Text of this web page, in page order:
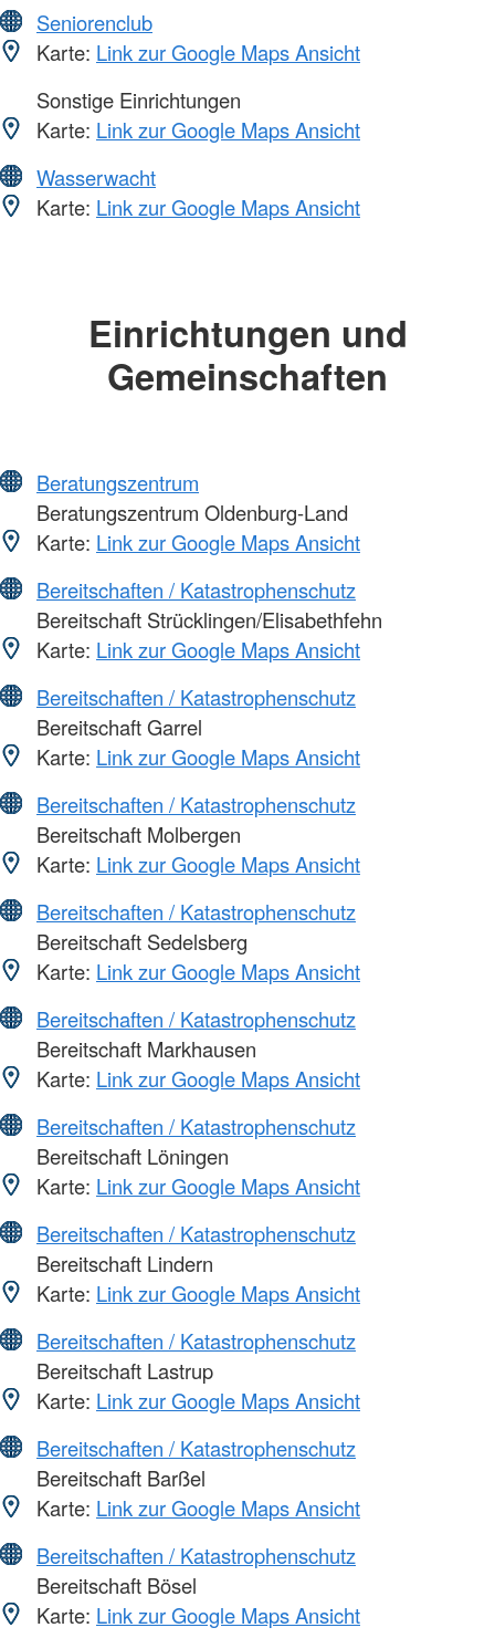
Seniorenclub
Karte: Link zur Google Maps Ansicht
Sonstige Einrichtungen
Karte: Link zur Google Maps Ansicht
Wasserwacht
Karte: Link zur Google Maps Ansicht
Einrichtungen und
Gemeinschaften
Beratungszentrum
Beratungszentrum Oldenburg-Land
Karte: Link zur Google Maps Ansicht
Bereitschaften / Katastrophenschutz
Bereitschaft Strücklingen/Elisabethfehn
Karte: Link zur Google Maps Ansicht
Bereitschaften / Katastrophenschutz
Bereitschaft Garrel
Karte: Link zur Google Maps Ansicht
Bereitschaften / Katastrophenschutz
Bereitschaft Molbergen
Karte: Link zur Google Maps Ansicht
Bereitschaften / Katastrophenschutz
Bereitschaft Sedelsberg
Karte: Link zur Google Maps Ansicht
Bereitschaften / Katastrophenschutz
Bereitschaft Markhausen
Karte: Link zur Google Maps Ansicht
Bereitschaften / Katastrophenschutz
Bereitschaft Löningen
Karte: Link zur Google Maps Ansicht
Bereitschaften / Katastrophenschutz
Bereitschaft Lindern
Karte: Link zur Google Maps Ansicht
Bereitschaften / Katastrophenschutz
Bereitschaft Lastrup
Karte: Link zur Google Maps Ansicht
Bereitschaften / Katastrophenschutz
Bereitschaft Barßel
Karte: Link zur Google Maps Ansicht
Bereitschaften / Katastrophenschutz
Bereitschaft Bösel
Karte: Link zur Google Maps Ansicht